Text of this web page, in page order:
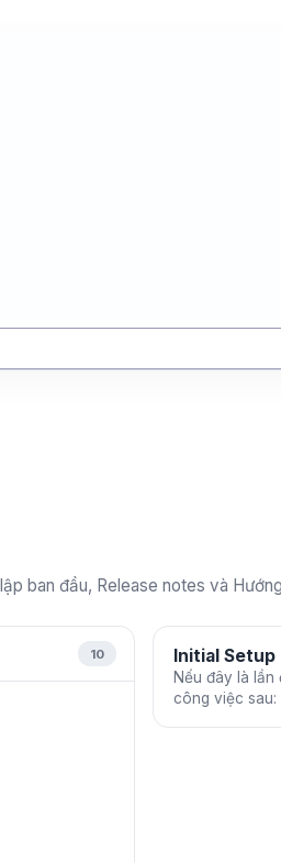
ban đầu, Release notes và
10 Initial Setup
Nếu đây là lần
công việc sau: